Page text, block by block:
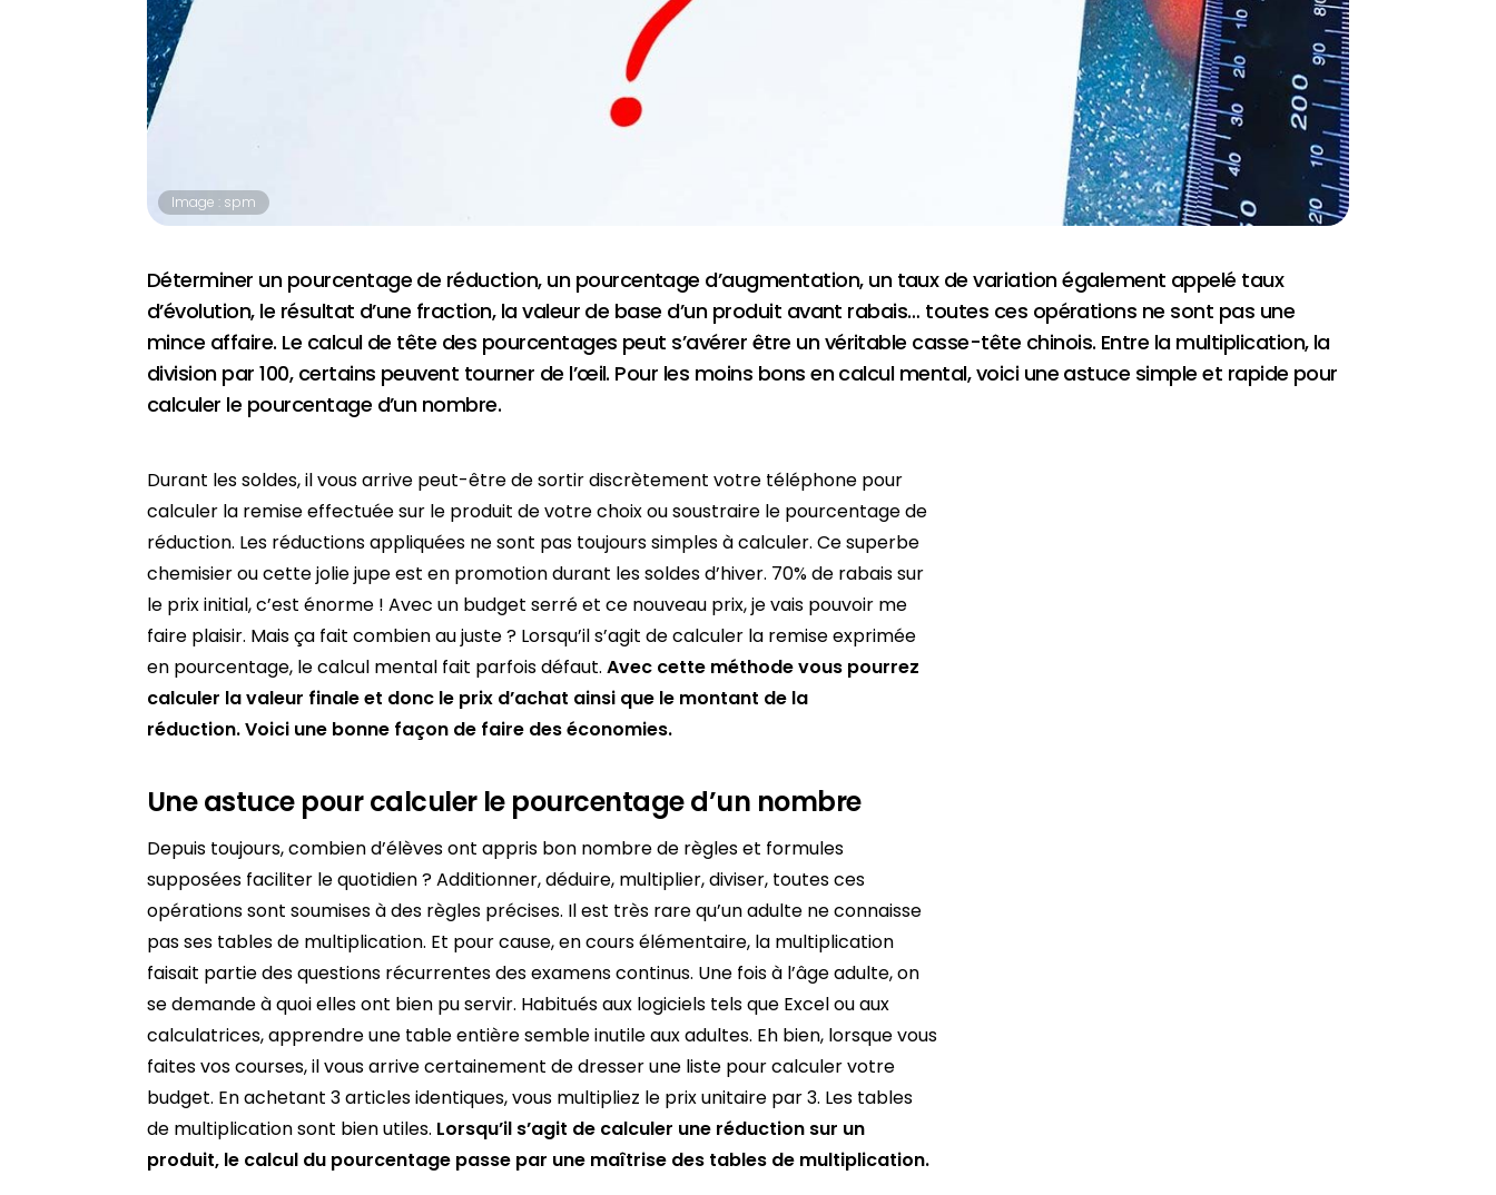
Image : spm
Déterminer un pourcentage de réduction, un pourcentage d’augmentation, un taux de variation également appelé taux
d’évolution, le résultat d’une fraction, la valeur de base d’un produit avant rabais… toutes ces opérations ne sont pas une
mince affaire. Le calcul de tête des pourcentages peut s’avérer être un véritable casse-tête chinois. Entre la multiplication, la
division par 100, certains peuvent tourner de l’œil. Pour les moins bons en calcul mental, voici une astuce simple et rapide pour
calculer le pourcentage d’un nombre.
Durant les soldes, il vous arrive peut-être de sortir discrètement votre téléphone pour
calculer la remise effectuée sur le produit de votre choix ou soustraire le pourcentage de
réduction. Les réductions appliquées ne sont pas toujours simples à calculer. Ce superbe
chemisier ou cette jolie jupe est en promotion durant les soldes d’hiver. 70% de rabais sur
le prix initial, c’est énorme ! Avec un budget serré et ce nouveau prix, je vais pouvoir me
faire plaisir. Mais ça fait combien au juste ? Lorsqu’il s’agit de calculer la remise exprimée
en pourcentage, le calcul mental fait parfois défaut. Avec cette méthode vous pourrez
calculer la valeur finale et donc le prix d’achat ainsi que le montant de la
réduction. Voici une bonne façon de faire des économies.
Une astuce pour calculer le pourcentage d’un nombre
Depuis toujours, combien d’élèves ont appris bon nombre de règles et formules
supposées faciliter le quotidien ? Additionner, déduire, multiplier, diviser, toutes ces
opérations sont soumises à des règles précises. Il est très rare qu’un adulte ne connaisse
pas ses tables de multiplication. Et pour cause, en cours élémentaire, la multiplication
faisait partie des questions récurrentes des examens continus. Une fois à l’âge adulte, on
se demande à quoi elles ont bien pu servir. Habitués aux logiciels tels que Excel ou aux
calculatrices, apprendre une table entière semble inutile aux adultes. Eh bien, lorsque vous
faites vos courses, il vous arrive certainement de dresser une liste pour calculer votre
budget. En achetant 3 articles identiques, vous multipliez le prix unitaire par 3. Les tables
de multiplication sont bien utiles. Lorsqu’il s’agit de calculer une réduction sur un
produit, le calcul du pourcentage passe par une maîtrise des tables de multiplication.